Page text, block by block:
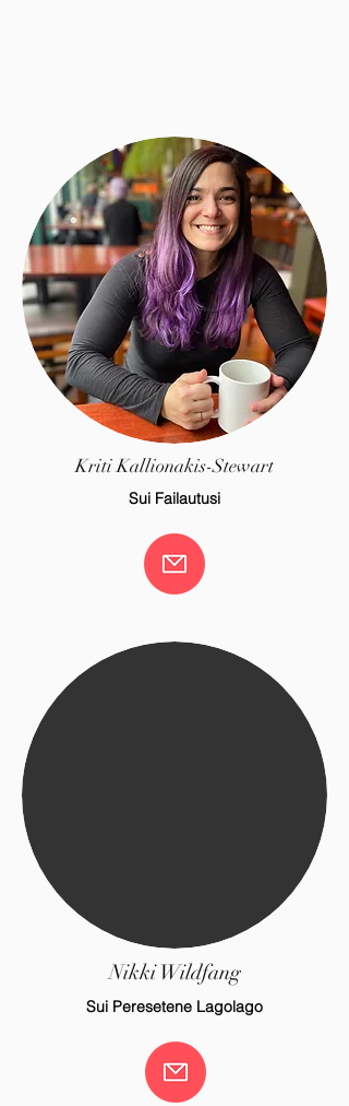
Kriti Kallionakis-Stewart
Sui Failautusi
Nikki Wildfang
Sui Peresetene Lagolago